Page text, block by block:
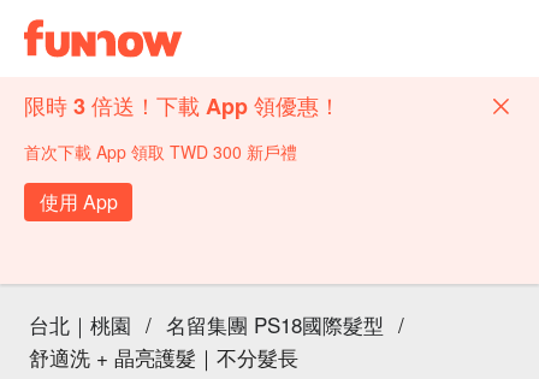
限時 3 倍送！下載 App 領優惠！
首次下載 App 領取 TWD 300 新戶禮
使用 App
台北｜桃園 / 名留集團 PS18國際髮型 /
舒適洗 + 晶亮護髮｜不分髮長